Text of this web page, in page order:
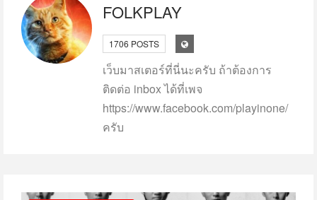
FOLKPLAY
1706 POSTS
เว็บมาสเตอร์ที่นี่นะครับ ถ้าต้องการ
ติดต่อ inbox ได้ที่เพจ
https://www.facebook.com/playinone/
ครับ